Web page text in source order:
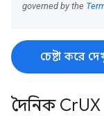
চেষ্টা করে
দৈনিক Cr